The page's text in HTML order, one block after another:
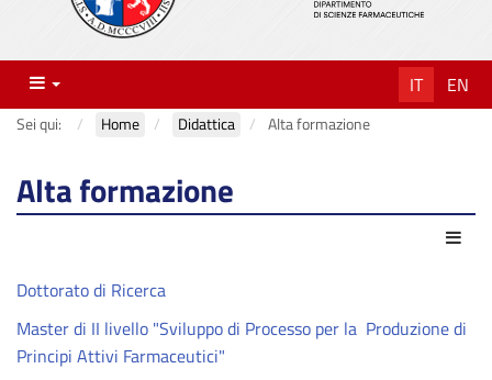
Menu IT EN
Sei qui: Home Didattica Alta formazione
Alta formazione
Dottorato di Ricerca
Master di II livello "Sviluppo di Processo per la Produzione di
Principi Attivi Farmaceutici"